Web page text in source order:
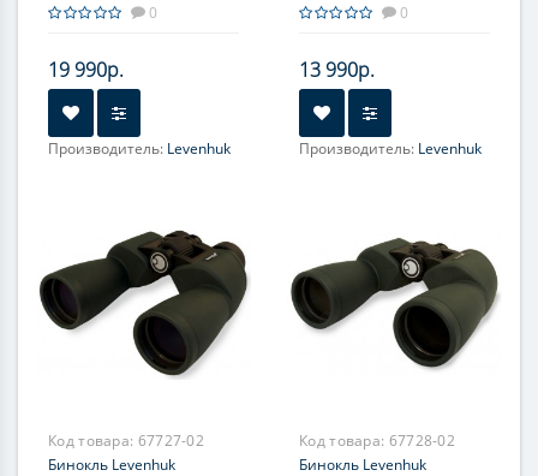
0
19 990р.
Производитель: Levenhuk
Центральная
0
13 990р.
Производитель: Levenhuk
Центральная
Код товара: 67727-02
Бинокль Levenhuk
Код товара: 67728-02
Бинокль Levenhuk